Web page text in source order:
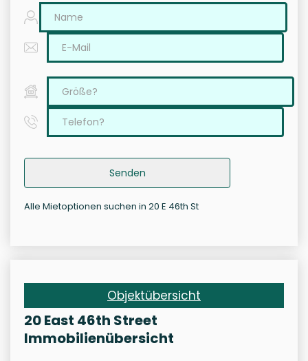
Senden
Alle Mietoptionen suchen in 20 E 46th St
Objektübersicht
20 East 46th Street
Immobilienübersicht